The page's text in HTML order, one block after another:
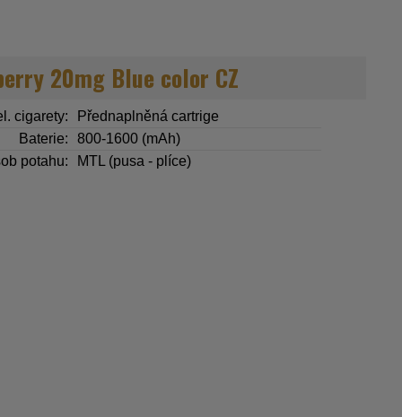
20mg Blue color CZ
cigarety:
Přednaplněná cartrige
Baterie:
800-1600 (mAh)
potahu:
MTL (pusa - plíce)